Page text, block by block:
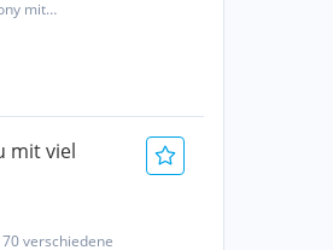
mit
mit viel
verschiedene